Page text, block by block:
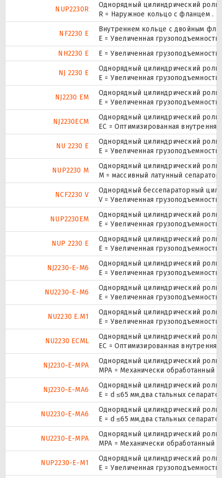
NUP2230R
Однорядный цилиндрический
R = Наружное кольцо с фланцем .
NF2230 E
Внутреннем кольце с двойным
Е = Увеличенная грузоподъемность.
NH2230 E
Е = Увеличенная грузоподъемность.
NJ 2230 E
Однорядный цилиндрический
Е = Увеличенная грузоподъемность.
NJ2230 EM
Однорядный цилиндрический
E = Увеличенная
NJ2230ECM
Однорядный цилиндрический
EC = Оптимизированная
NU 2230 E
Однорядный цилиндрический
Е = Увеличенная грузоподъемность.
NUP2230 M
Однорядный цилиндрический
M = массивный латунный сепаратор.
NCF2230 V
Однорядный бессепараторный
V = Увеличенная
NUP2230EM
Однорядный цилиндрический
E = Увеличенная
NUP 2230 E
Однорядный цилиндрический
Е = Увеличенная грузоподъемность.
NJ2230-E-M6
Однорядный цилиндрический
E = Увеличенная
NU2230-E-M6
Однорядный цилиндрический
E = Увеличенная
NU2230 E.M1
Однорядный цилиндрический
E = Увеличенная
NU2230 ECML
Однорядный цилиндрический
EC = Оптимизированная
NJ2230-E-MPA
Однорядный цилиндрический
MPA = Механически обработанный
NJ2230-E-MA6
Однорядный цилиндрический
E = d ≤65 мм,два стальных
NU2230-E-MA6
Однорядный цилиндрический
E = d ≤65 мм,два стальных
NU2230-E-MPA
Однорядный цилиндрический
MPA = Механически обработанный
NUP2230-E-M1
Однорядный цилиндрический
E = Увеличенная